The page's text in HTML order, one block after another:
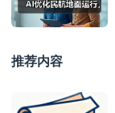
推荐内容